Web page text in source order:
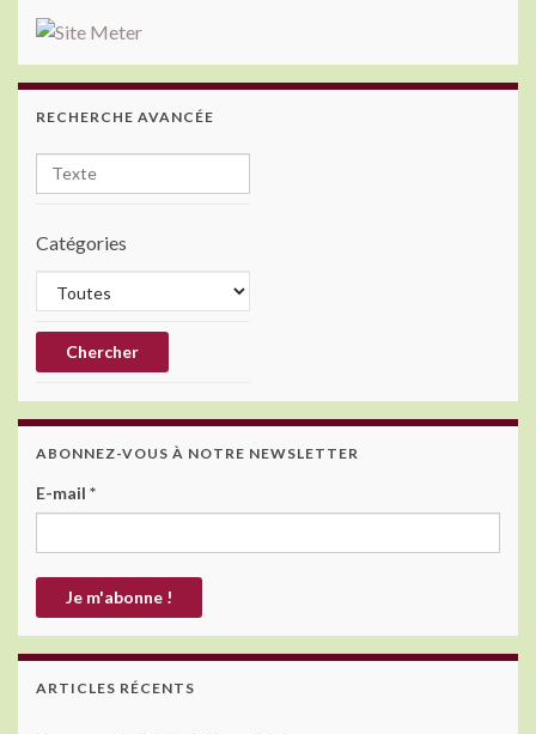
RECHERCHE AVANCÉE
Catégories
ABONNEZ-VOUS À NOTRE NEWSLETTER
E-mail *
ARTICLES RÉCENTS